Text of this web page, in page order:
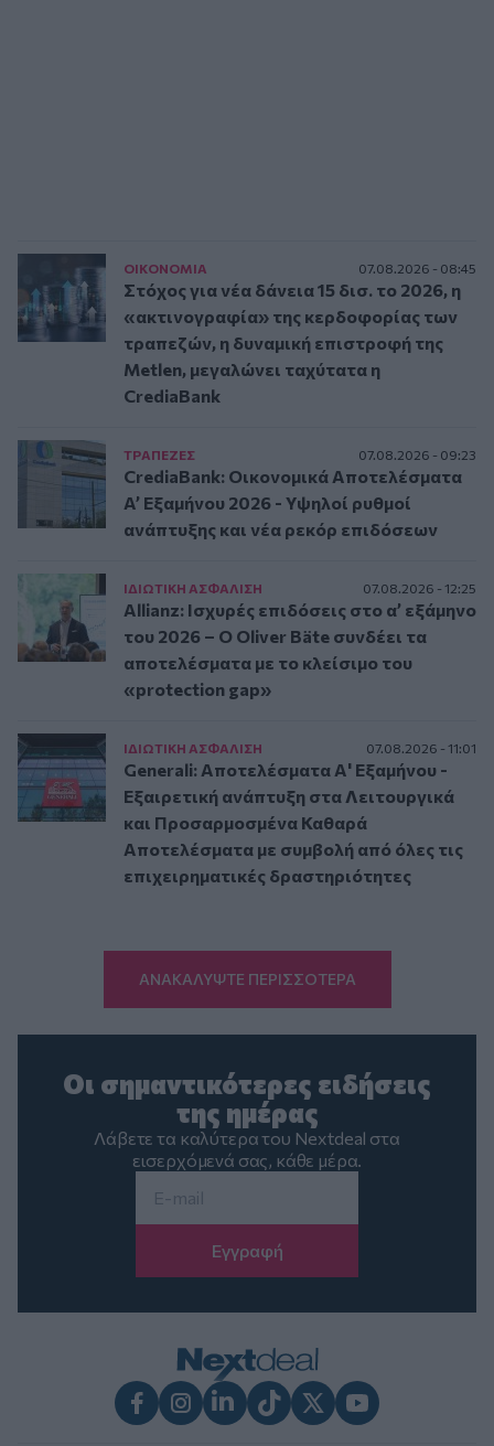
ΟΙΚΟΝΟΜΙΑ 07.08.2026 - 08:45
Στόχος για νέα δάνεια 15 δισ. το 2026, η
«ακτινογραφία» της κερδοφορίας των
τραπεζών, η δυναμική επιστροφή της
Metlen, μεγαλώνει ταχύτατα η
CrediaBank
ΤΡAΠΕΖΕΣ 07.08.2026 - 09:23
CrediaBank: Οικονομικά Αποτελέσματα
A’ Εξαμήνου 2026 - Υψηλοί ρυθμοί
ανάπτυξης και νέα ρεκόρ επιδόσεων
ΙΔΙΩΤΙΚΗ ΑΣΦAΛΙΣΗ 07.08.2026 - 12:25
Allianz: Ισχυρές επιδόσεις στο α’ εξάμηνο
του 2026 – Ο Oliver Bäte συνδέει τα
αποτελέσματα με το κλείσιμο του
«protection gap»
ΙΔΙΩΤΙΚΗ ΑΣΦAΛΙΣΗ 07.08.2026 - 11:01
Generali: Αποτελέσματα Α' Εξαμήνου -
Εξαιρετική ανάπτυξη στα Λειτουργικά
και Προσαρμοσμένα Καθαρά
Αποτελέσματα με συμβολή από όλες τις
επιχειρηματικές δραστηριότητες
ΑΝΑΚΑΛΥΨΤΕ ΠΕΡΙΣΣΟΤΕΡΑ
Οι σημαντικότερες ειδήσεις
της ημέρας
Λάβετε τα καλύτερα του Nextdeal στα
εισερχόμενά σας, κάθε μέρα.